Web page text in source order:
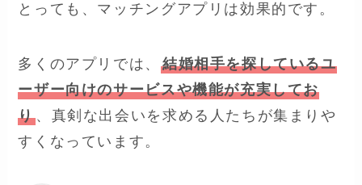
とっても、マッチングアプリは効果的です。
多くのアプリでは、 結婚相手を探しているユ
ーザー向けのサービスや機能が充実してお
り、真剣な出会いを求める人たちが集まりや
すくなっています。